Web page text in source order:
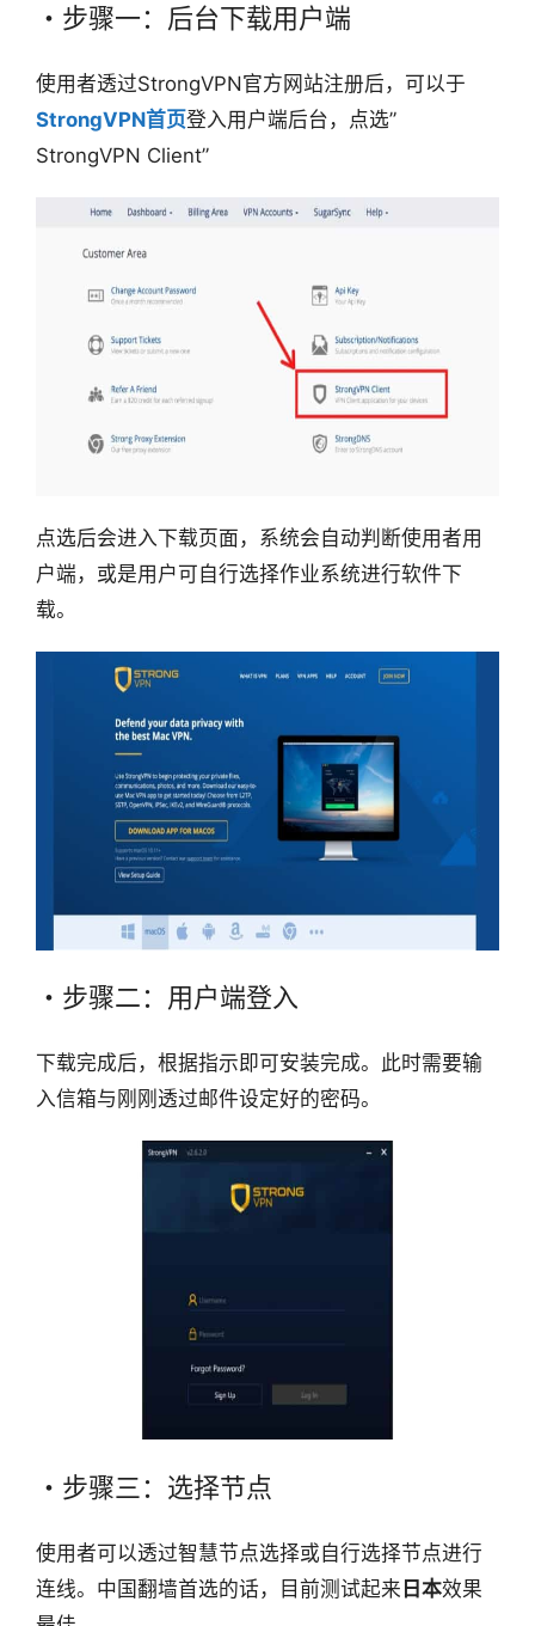
・步骤一：后台下载用户端
使用者透过StrongVPN官方网站注册后，可以于
StrongVPN首页登入用户端后台，点选”
StrongVPN Client”
点选后会进入下载页面，系统会自动判断使用者用
户端，或是用户可自行选择作业系统进行软件下
载。
・步骤二：用户端登入
下载完成后，根据指示即可安装完成。此时需要输
入信箱与刚刚透过邮件设定好的密码。
・步骤三：选择节点
使用者可以透过智慧节点选择或自行选择节点进行
连线。中国翻墙首选的话，目前测试起来 日本效果